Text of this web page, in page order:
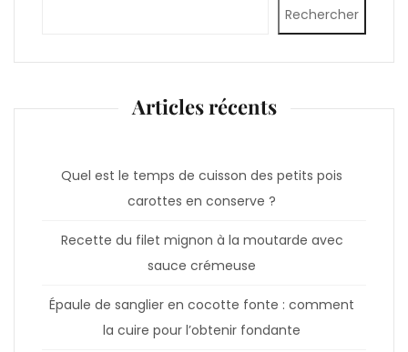
Rechercher
Articles récents
Quel est le temps de cuisson des petits pois
carottes en conserve ?
Recette du filet mignon à la moutarde avec
sauce crémeuse
Épaule de sanglier en cocotte fonte : comment
la cuire pour l’obtenir fondante